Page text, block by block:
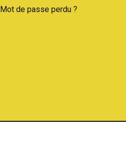
Mot de passe perdu ?